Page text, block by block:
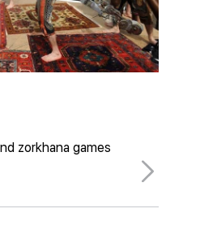
zorkhana games